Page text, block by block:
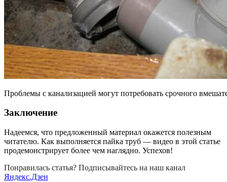
Проблемы с канализацией могут потребовать срочного
Заключение
Надеемся, что предложенный материал окажется полезным
читателю. Как выполняется пайка труб — видео в этой статье
продемонстрирует более чем наглядно. Успехов!
Понравилась статья? Подписывайтесь на наш канал
Яндекс.Дзен